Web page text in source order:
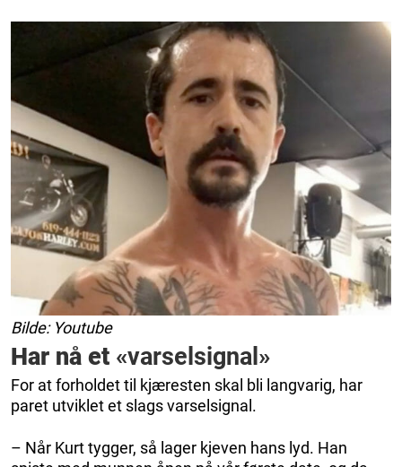
Bilde: Youtube
Har nå et «varselsignal»
For at forholdet til kjæresten skal bli langvarig, har
paret utviklet et slags varselsignal.
– Når Kurt tygger, så lager kjeven hans lyd. Han